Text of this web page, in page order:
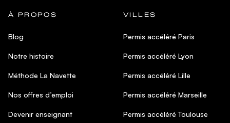
À PROPOS
Blog
Notre histoire
Méthode La Navette
Nos offres d’emploi
Devenir enseignant
VILLES
Permis accéléré Paris
Permis accéléré Lyon
Permis accéléré Lille
Permis accéléré Marseille
Permis accéléré Toulouse